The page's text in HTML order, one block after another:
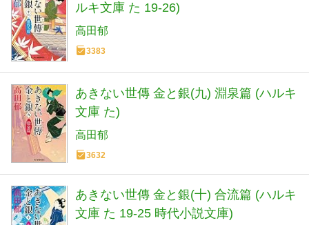
ルキ文庫 た 19-26)
高田郁
3383
あきない世傳 金と銀(九) 淵泉篇 (ハルキ
文庫 た)
高田郁
3632
あきない世傳 金と銀(十) 合流篇 (ハルキ
文庫 た 19-25 時代小説文庫)